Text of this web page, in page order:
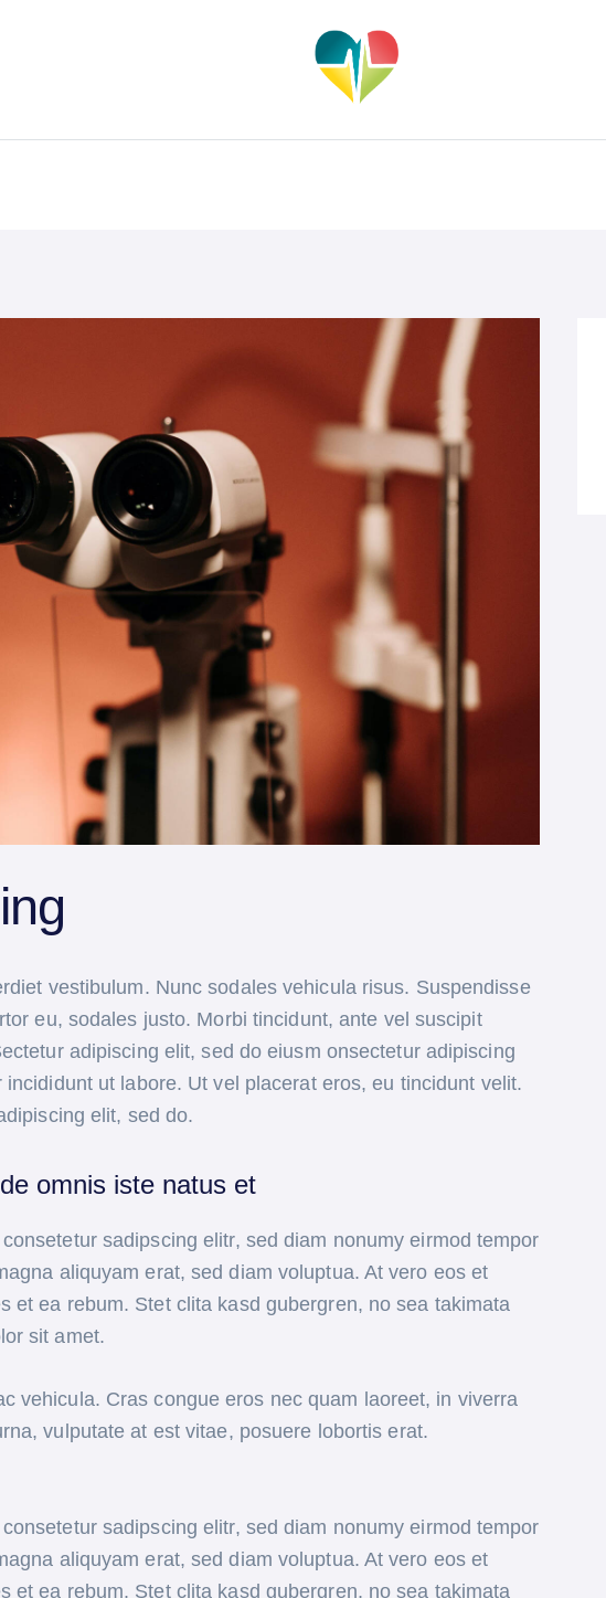
vestibulum. Nunc sodales vehicula risus. Suspendisse
eu, sodales justo. Morbi tincidunt, ante vel suscipit
adipiscing elit, sed do eiusm onsectetur adipiscing
ut labore. Ut vel placerat eros, eu tincidunt velit.
elit, sed do.
omnis iste natus et
sadipscing elitr, sed diam nonumy eirmod tempor
aliquyam erat, sed diam voluptua. At vero eos et
et ea rebum. Stet clita kasd gubergren, no sea takimata
sit amet.
vehicula. Cras congue eros nec quam laoreet, in viverra
vulputate at est vitae, posuere lobortis erat.
sadipscing elitr, sed diam nonumy eirmod tempor
aliquyam erat, sed diam voluptua. At vero eos et
et ea rebum. Stet clita kasd gubergren, no sea takimata